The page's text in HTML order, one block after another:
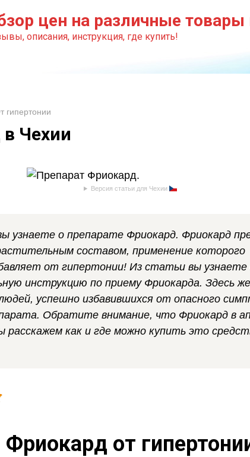
цен на различные товары
описания, инструкция, где купить!
гипертонии
Чехии
Версия статьи для Чехии
узнаете о препарате Фриокард. Фриокард
составом, применение которого
от гипертонии! Из статьи вы узнаете
инструкцию по приему Фриокарда. Здесь
успешно избавившихся от опасного
Обратите внимание, что Фриокард в
расскажем как и где можно купить это
Фриокард от